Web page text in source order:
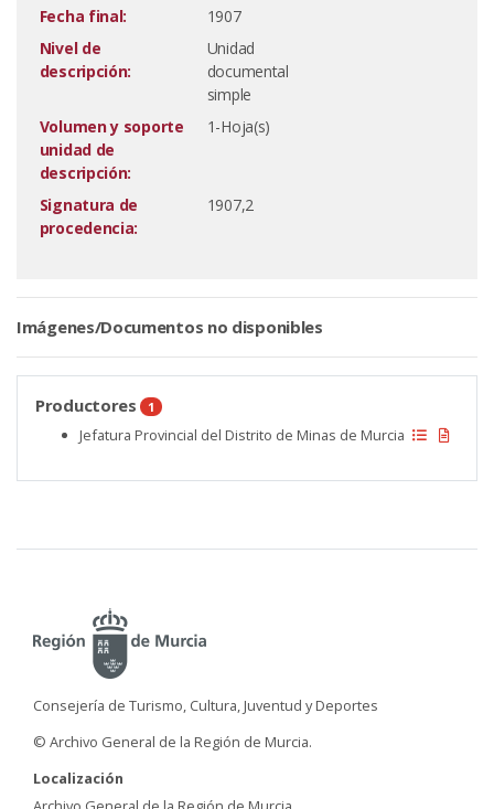
Fecha final:
1907
Nivel de
descripción:
Unidad
documental
simple
Volumen y soporte
unidad de
descripción:
1-Hoja(s)
Signatura de
procedencia:
1907,2
Imágenes/Documentos no disponibles
Productores 1
Jefatura Provincial del Distrito de Minas de Murcia
Consejería de Turismo, Cultura, Juventud y Deportes
© Archivo General de la Región de Murcia.
Localización